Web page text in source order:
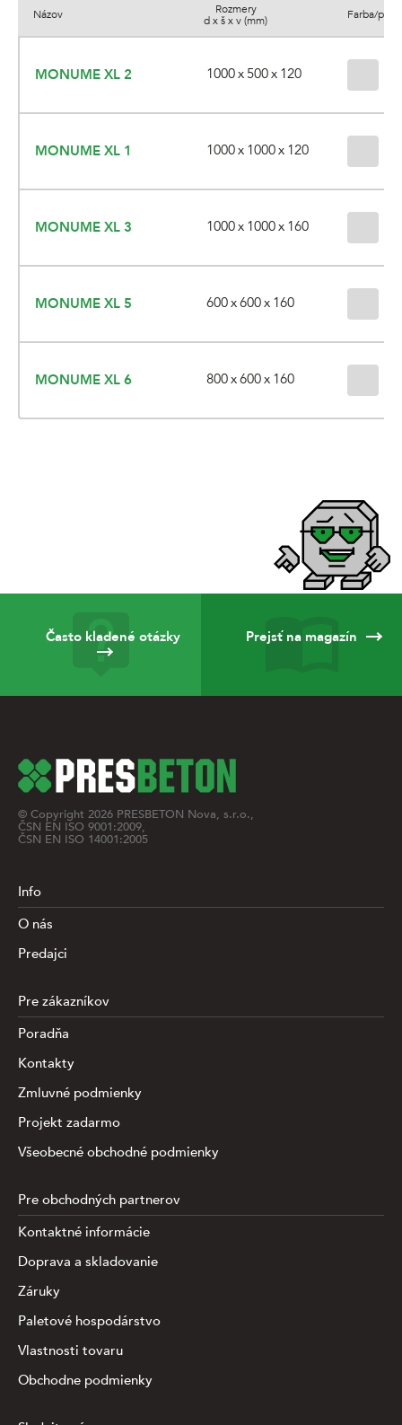
Názov
Rozmery
d x š x v (mm)
Farba/
MONUME XL 2 1000 x 500 x 120
MONUME XL 1 1000 x 1000 x 120
MONUME XL 3 1000 x 1000 x 160
MONUME XL 5 600 x 600 x 160
MONUME XL 6 800 x 600 x 160
Často kladené otázky Prejsť na magazín
© Copyright 2026 PRESBETON Nova, s.r.o.,
ČSN EN ISO 9001:2009,
ČSN EN ISO 14001:2005
Info
O nás
Predajci
Pre zákazníkov
Poradňa
Kontakty
Zmluvné podmienky
Projekt zadarmo
Všeobecné obchodné podmienky
Pre obchodných partnerov
Kontaktné informácie
Doprava a skladovanie
Záruky
Paletové hospodárstvo
Vlastnosti tovaru
Obchodne podmienky